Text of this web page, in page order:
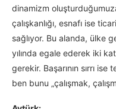
dinamizm
çalışkanlığı, esnafı ise
sağlıyor. Bu alanda, ülke
yılında egale ederek iki
gerekir. Başarının sırrı
ben bunu „çalışmak,